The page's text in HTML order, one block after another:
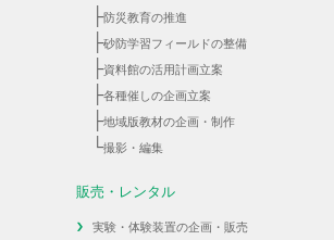
├防災教育の推進
├砂防学習フィールドの整備
├資料館の活用計画立案
├各種催しの企画立案
├地域版教材の企画・制作
└撮影・編集
販売・レンタル
実験・体験装置の企画・販売